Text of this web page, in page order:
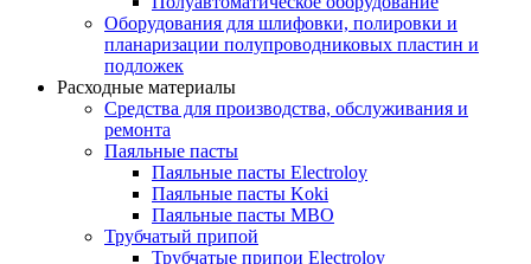
Оборудования для шлифовки, полировки и
планаризации полупроводниковых пластин и
подложек
Расходные материалы
Средства для производства, обслуживания и
ремонта
Паяльные пасты
Паяльные пасты Electroloy
Паяльные пасты Koki
Паяльные пасты MBO
Трубчатый припой
Трубчатые припои Electroloy